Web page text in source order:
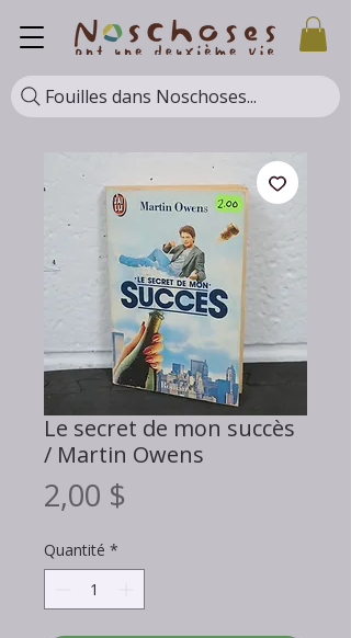
Fouilles dans Noschoses...
Le secret de mon succès
/ Martin Owens
2,00 $
Quantité *